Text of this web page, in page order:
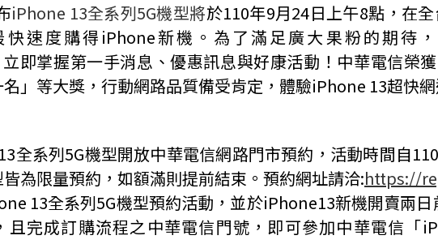
iPhone 13全系列5G機型將於110年9月24日上午8點，在
速度購得 iPhone新機。為了滿足廣大果粉的期待
立即掌握第一手消息 、優惠訊息與好康活動！中華電信榮獲
名」等大獎，行動網路品質備受肯定，體驗iPhone 13超快
全系列5G機型開放中華電信網路門市預約，活動時間自110
為限量預約，如額滿則提前結束。預約網址請洽:https://
13全系列5G機型預約活動，並於iPhone13新機開賣兩日
且完成訂購流程之中華電信門號，即可參加中華電信「